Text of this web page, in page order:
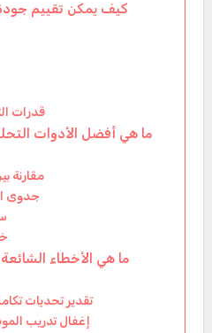
كيف يمكن تقييم جودة
قدرات
ما هي أفضل الأدوات
مقارنة
جدوى
ما هي الأخطاء
تقدير تحديات
إغفال تدريب